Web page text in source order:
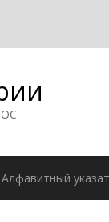
Алфавитный